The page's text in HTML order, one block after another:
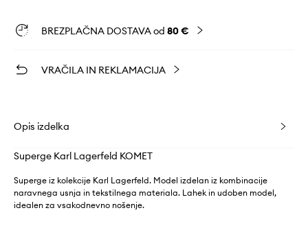
BREZPLAČNA DOSTAVA od 80 €
VRAČILA IN REKLAMACIJA
Opis izdelka
Superge Karl Lagerfeld KOMET
Superge iz kolekcije Karl Lagerfeld. Model izdelan iz kombinacije
naravnega usnja in tekstilnega materiala. Lahek in udoben model,
idealen za vsakodnevno nošenje.